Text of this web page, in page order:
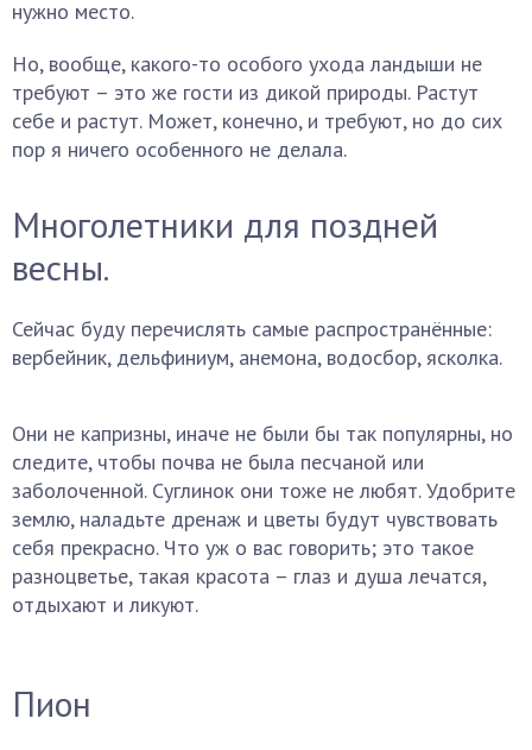
нужно место.
Но, вообще, какого-то особого ухода ландыши не
требуют – это же гости из дикой природы. Растут
себе и растут. Может, конечно, и требуют, но до сих
пор я ничего особенного не делала.
Многолетники для поздней
весны.
Сейчас буду перечислять самые распространённые:
вербейник, дельфиниум, анемона, водосбор, ясколка.
Они не капризны, иначе не были бы так популярны, но
следите, чтобы почва не была песчаной или
заболоченной. Суглинок они тоже не любят. Удобрите
землю, наладьте дренаж и цветы будут чувствовать
себя прекрасно. Что уж о вас говорить; это такое
разноцветье, такая красота – глаз и душа лечатся,
отдыхают и ликуют.
Пион